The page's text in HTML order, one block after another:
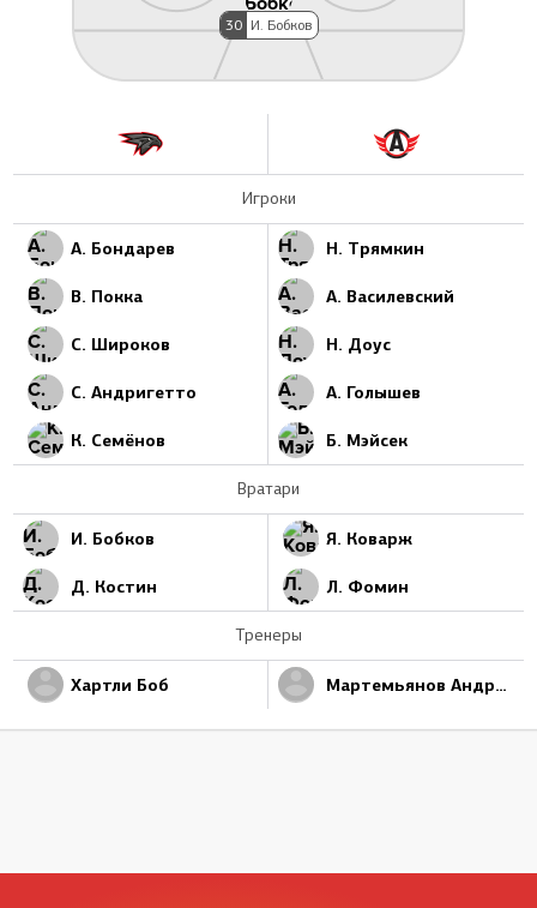
30 И. Бобков
Игроки
А. Бондарев Н. Трямкин
В. Покка А. Василевский
С. Широков Н. Доус
С. Андригетто А. Голышев
К. Семёнов Б. Мэйсек
Вратари
И. Бобков Я. Коварж
Д. Костин Л. Фомин
Тренеры
Хартли Боб Мартемьянов Андрей